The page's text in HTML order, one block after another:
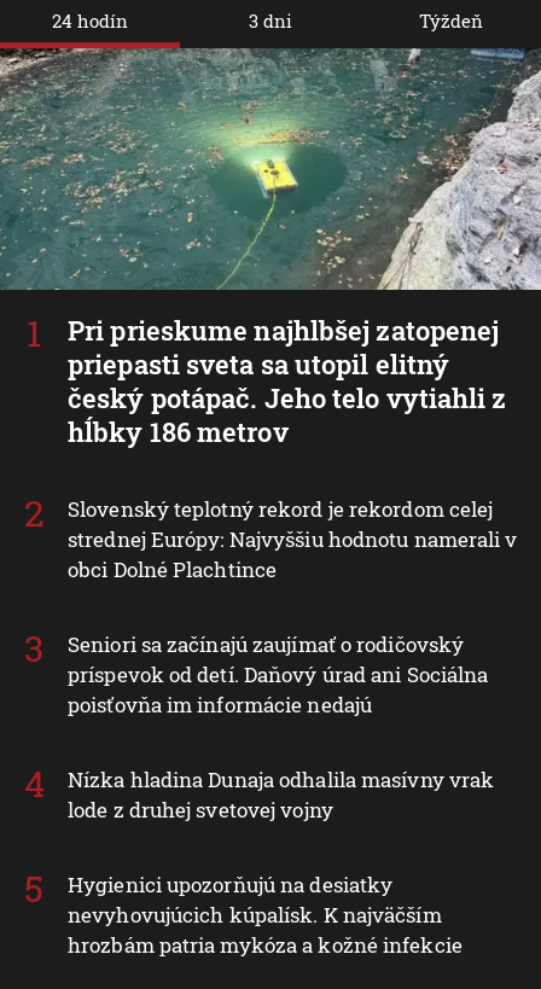
24 hodín
Pri prieskume najhlbšej zatopenej
priepasti sveta sa utopil elitný
český potápač. Jeho telo vytiahli z
hĺbky 186 metrov
Slovenský teplotný rekord je rekordom celej
strednej Európy: Najvyššiu hodnotu namerali v
obci Dolné Plachtince
Seniori sa začínajú zaujímať o rodičovský
príspevok od detí. Daňový úrad ani Sociálna
poisťovňa im informácie nedajú
Nízka hladina Dunaja odhalila masívny vrak
lode z druhej svetovej vojny
Hygienici upozorňujú na desiatky
nevyhovujúcich kúpalísk. K najväčším
hrozbám patria mykóza a kožné infekcie
3 dni Týždeň